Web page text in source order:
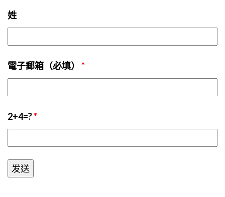
姓
電子郵箱（必填） *
2+4=?*